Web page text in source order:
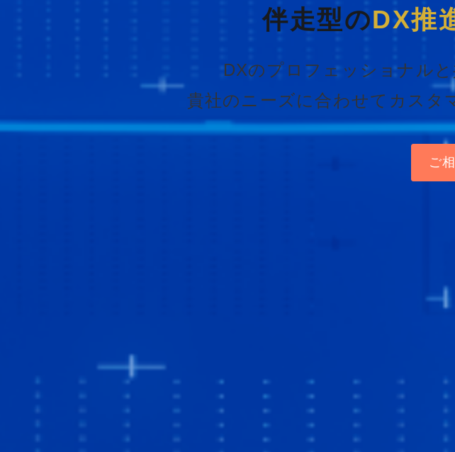
伴走型のDX推
DXのプロフェッショナル
貴社のニーズに合わせてカスタ
ご